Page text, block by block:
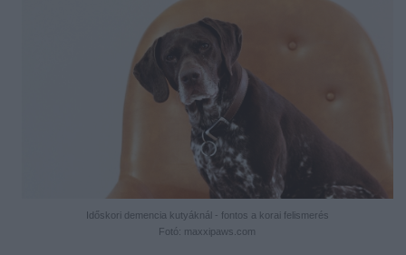
Időskori demencia kutyáknál - fontos a korai felismerés
Fotó: maxxipaws.com